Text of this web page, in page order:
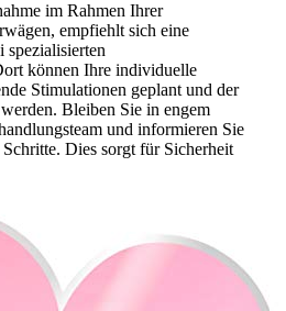
im Rahmen Ihrer
empfiehlt sich eine
spezialisierten
können Ihre individuelle
Stimulationen geplant und der
Bleiben Sie in engem
und informieren Sie
Dies sorgt für Sicherheit